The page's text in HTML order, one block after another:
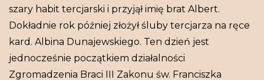
szary habit tercjarski i przyjął imię brat Albert.
Dokładnie rok później złożył śluby tercjarza na ręce
kard. Albina Dunajewskiego. Ten dzień jest
jednocześnie początkiem działalności
Zgromadzenia Braci III Zakonu św. Franciszka